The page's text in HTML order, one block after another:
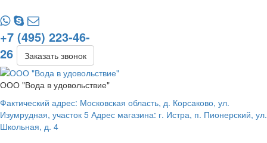
+7 (495) 223-46-
26
Заказать звонок
ООО "Вода в удовольствие"
Фактический адрес: Московская область, д. Корсаково, ул.
Изумрудная, участок 5 Адрес магазина: г. Истра, п. Пионерский, ул.
Школьная, д. 4